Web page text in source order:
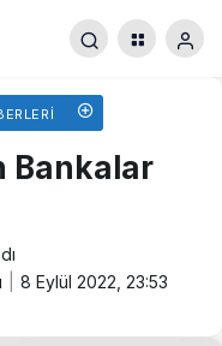
Bankalar
8 Eylül 2022, 23:53